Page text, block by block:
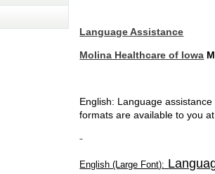
Language Assistance
Molina Healthcare of Iowa
English: Language
formats are available to you
English (Large Font):